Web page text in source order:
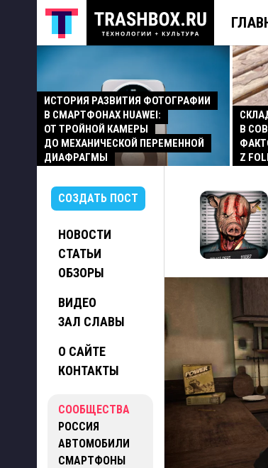
ИСТОРИЯ РАЗВИТИЯ ФОТОГРАФИИ
В СМАРТФОНАХ HUAWEI:
ОТ ТРОЙНОЙ КАМЕРЫ
ДО МЕХАНИЧЕСКОЙ ПЕРЕМЕННОЙ
ДИАФРАГМЫ
В
Z
СОЗДАТЬ ПОСТ
НОВОСТИ
СТАТЬИ
ОБЗОРЫ
ВИДЕО
ЗАЛ СЛАВЫ
О САЙТЕ
КОНТАКТЫ
СООБЩЕСТВА
РОССИЯ
АВТОМОБИЛИ
СМАРТФОНЫ